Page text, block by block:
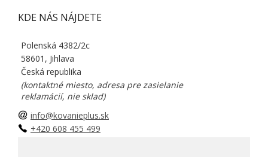
KDE NÁS NÁJDETE
Polenská 4382/2c
58601, Jihlava
Česká republika
(kontaktné miesto, adresa pre zasielanie
reklamácií, nie sklad)
info@kovanieplus.sk
+420 608 455 499